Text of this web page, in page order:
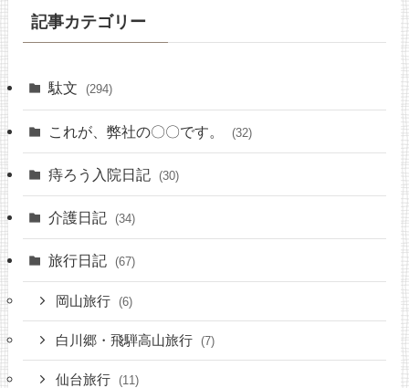
記事カテゴリー
駄文 (294)
これが、弊社の〇〇です。 (32)
痔ろう入院日記 (30)
介護日記 (34)
旅行日記 (67)
岡山旅行 (6)
白川郷・飛騨高山旅行 (7)
仙台旅行 (11)